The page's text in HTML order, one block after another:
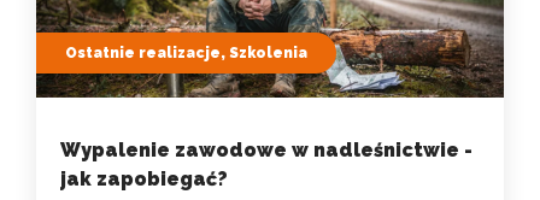
Ostatnie realizacje, Szkolenia
Wypalenie zawodowe w nadleśnictwie -
jak zapobiegać?